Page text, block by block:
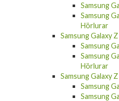
Samsung
Samsung
Hörlurar
Samsung Galaxy
Samsung
Samsung
Hörlurar
Samsung Galaxy Z
Samsung
Samsung